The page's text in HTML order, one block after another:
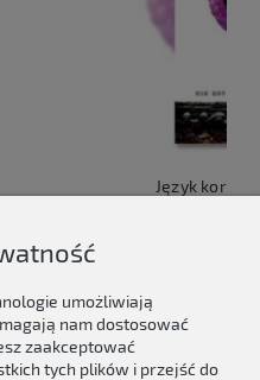
koreański dla Polaków 1
Do koszyka
umożliwiają
nam dostosować
zaakceptować
tych plików i przejść do